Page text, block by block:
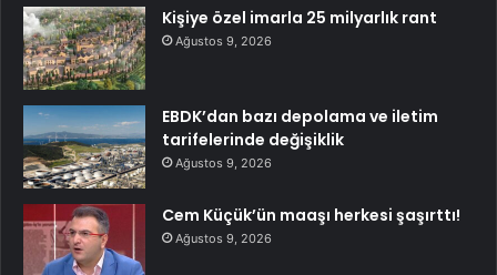
Kişiye özel imarla 25 milyarlık rant
Ağustos 9, 2026
EBDK’dan bazı depolama ve iletim
tarifelerinde değişiklik
Ağustos 9, 2026
Cem Küçük’ün maaşı herkesi şaşırttı!
Ağustos 9, 2026